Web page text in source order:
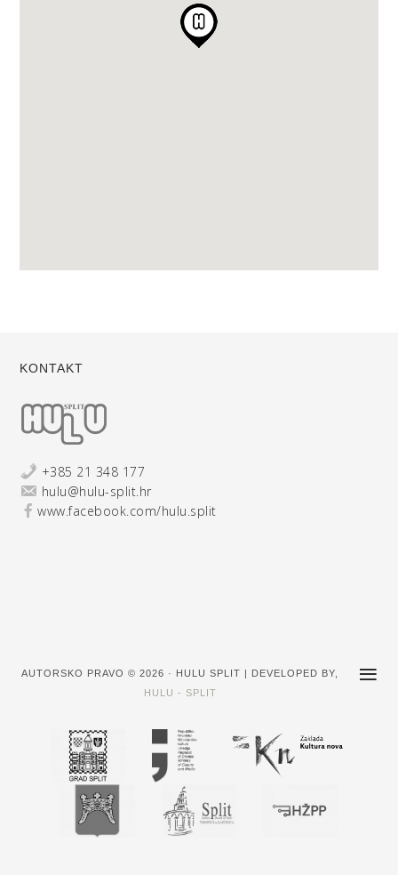
KONTAKT
+385 21 348 177
hulu@hulu-split.hr
www.facebook.com/hulu.split
AUTORSKO PRAVO © 2026 · HULU SPLIT | DEVELOPED BY,
HULU - SPLIT